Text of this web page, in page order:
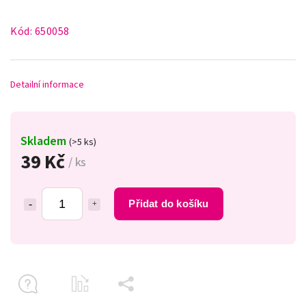
Kód: 650058
39 Kč/ ks
Přidat do košíku
Skladem (>5 ks)
Detailní informace